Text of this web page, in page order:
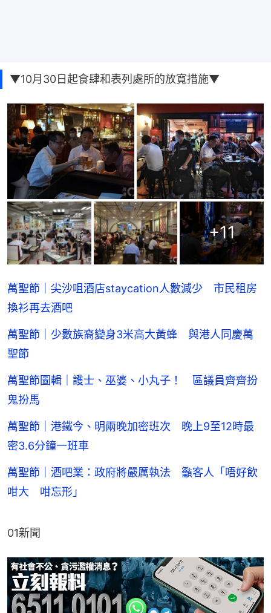
▼10月30日起食肆和表列處所的放寬措施▼
+11
萬聖節｜尖沙咀酒店staycation人數減少 市民租房
換衫再去酒吧
萬聖節｜少數族裔變身3米高大黃蜂 與港人同慶萬
聖節
萬聖節圖輯｜護士、巫婆、小丸子！ 區議員齊齊扮
鬼扮馬
萬聖節｜港鐵今、明兩晚加密班次 晚上9至12時最
密3.6分鐘一班車
萬聖節｜酒吧業：政府將嚴厲執法 籲客人「唔好飲
咁大 咁忘形」
01新聞